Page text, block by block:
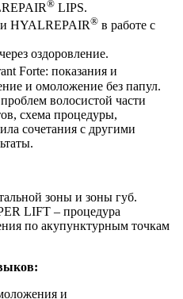
® LIPS.
HYALREPAIR® в работе с
оздоровление.
Forte: показания и
и омоложение без папул.
волосистой части
схема процедуры,
сочетания с другими
зоны и зоны губ.
LIFT – процедура
по акупунктурным точкам
и